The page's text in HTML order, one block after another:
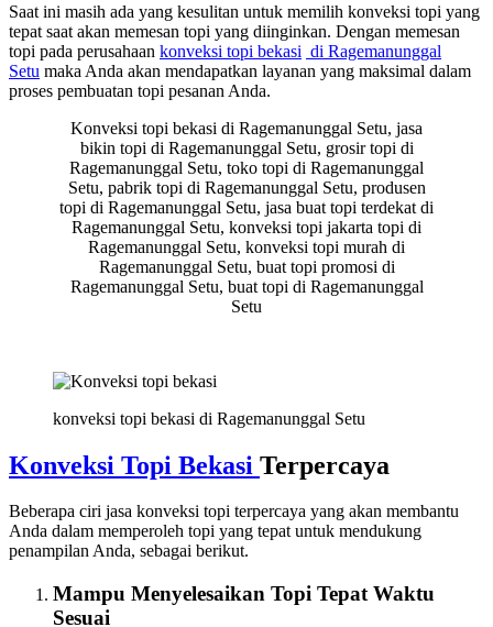
Saat ini masih ada yang kesulitan untuk memilih konveksi topi yang
tepat saat akan memesan topi yang diinginkan. Dengan memesan
topi pada perusahaan konveksi topi bekasi di Ragemanunggal
Setu maka Anda akan mendapatkan layanan yang maksimal dalam
proses pembuatan topi pesanan Anda.
Konveksi topi bekasi di Ragemanunggal Setu, jasa
bikin topi di Ragemanunggal Setu, grosir topi di
Ragemanunggal Setu, toko topi di Ragemanunggal
Setu, pabrik topi di Ragemanunggal Setu, produsen
topi di Ragemanunggal Setu, jasa buat topi terdekat di
Ragemanunggal Setu, konveksi topi jakarta topi di
Ragemanunggal Setu, konveksi topi murah di
Ragemanunggal Setu, buat topi promosi di
Ragemanunggal Setu, buat topi di Ragemanunggal
Setu
konveksi topi bekasi di Ragemanunggal Setu
Konveksi Topi Bekasi Terpercaya
Beberapa ciri jasa konveksi topi terpercaya yang akan membantu
Anda dalam memperoleh topi yang tepat untuk mendukung
penampilan Anda, sebagai berikut.
Mampu Menyelesaikan Topi Tepat Waktu
Sesuai